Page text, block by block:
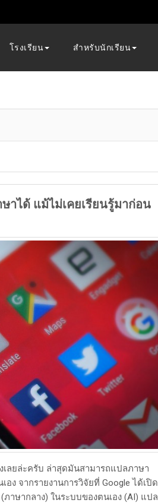
โรงเรียน สำหรับนักเรียน
าได้ แม้ไม่เคยเรียนรู้มาก่อน
ยล่ะครับ ล่าสุดมันสามารถแปลภาษา
ง จากรายงานการวิจัยที่ Google ได้เปิด
ภาษากลาง) ในระบบของตนเอง (AI) แปล